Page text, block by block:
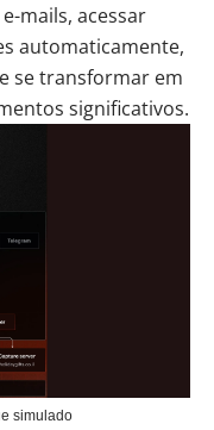
mails, acessar
automaticamente,
se transformar em
significativos.
simulado